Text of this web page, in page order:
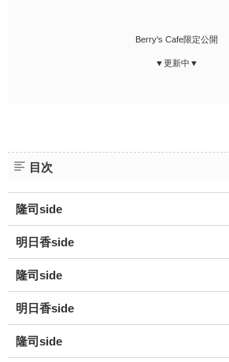
Berry's Cafe限定公開
▼更新中▼
目次
隆司side
明日香side
隆司side
明日香side
隆司side